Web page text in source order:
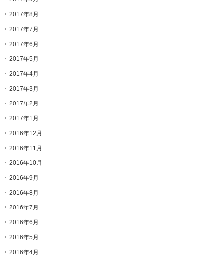
2017年8月
2017年7月
2017年6月
2017年5月
2017年4月
2017年3月
2017年2月
2017年1月
2016年12月
2016年11月
2016年10月
2016年9月
2016年8月
2016年7月
2016年6月
2016年5月
2016年4月